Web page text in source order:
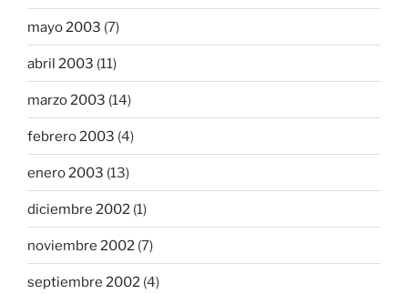
mayo 2003 (7)
abril 2003 (11)
marzo 2003 (14)
febrero 2003 (4)
enero 2003 (13)
diciembre 2002 (1)
noviembre 2002 (7)
septiembre 2002 (4)